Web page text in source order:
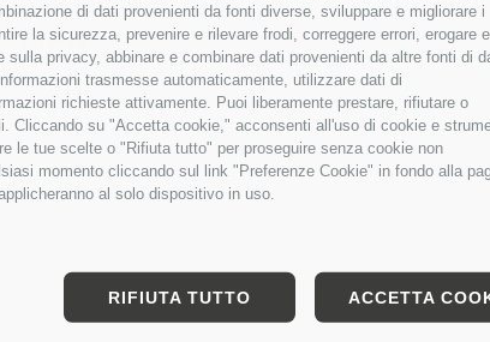
di dati provenienti da fonti diverse, sviluppare e migliorare i
la sicurezza, prevenire e rilevare frodi, correggere errori, erogare e
privacy, abbinare e combinare dati provenienti da altre fonti di
trasmesse automaticamente, utilizzare dati di
richieste attivamente. Puoi liberamente prestare, rifiutare o
Cliccando su "Accetta cookie," acconsenti all'uso di cookie e
le tue scelte o "Rifiuta tutto" per proseguire senza cookie non
momento cliccando sul link "Preferenze Cookie" in fondo alla
al solo dispositivo in uso.
ACCETTA
RIFIUTA TUTTO
MAN
+
+
+
+